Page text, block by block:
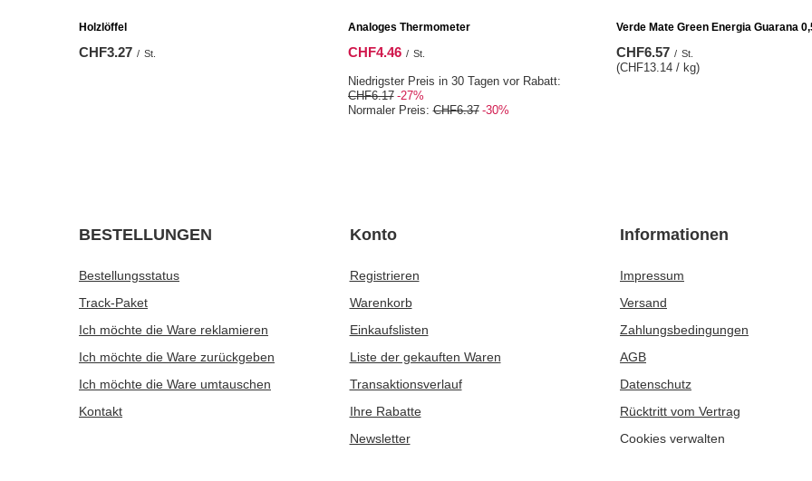
Mate Tee Set 10 x 50g